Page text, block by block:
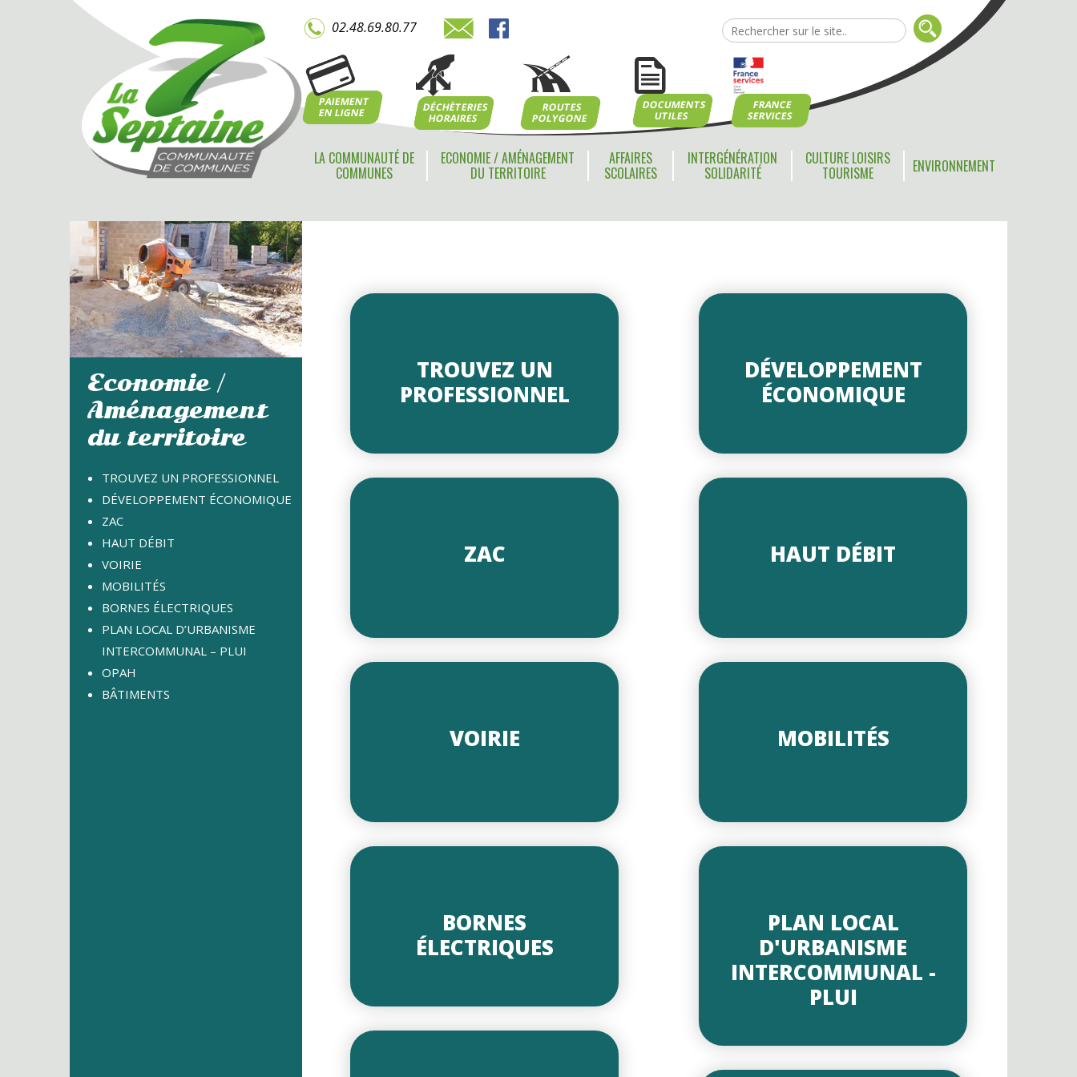
02.48.69.80.77
PAIEMENT
EN LIGNE
DÉCHÈTERIES
HORAIRES
ROUTES
POLYGONE
DOCUMENTS
UTILES
FRANCE
SERVICES
LA COMMUNAUTÉ DE
COMMUNES
ECONOMIE / AMÉNAGEMENT
DU TERRITOIRE
AFFAIRES
SCOLAIRES
INTERGÉNÉRATION
SOLIDARITÉ
CULTURE LOISIRS
TOURISME ENVIRONNEMENT
Economie /
Aménagement
du territoire
TROUVEZ UN PROFESSIONNEL
DÉVELOPPEMENT ÉCONOMIQUE
ZAC
HAUT DÉBIT
VOIRIE
MOBILITÉS
BORNES ÉLECTRIQUES
PLAN LOCAL D’URBANISME
INTERCOMMUNAL – PLUI
OPAH
BÂTIMENTS
TROUVEZ UN
PROFESSIONNEL
ZAC
VOIRIE
BORNES
ÉLECTRIQUES
DÉVELOPPEMENT
ÉCONOMIQUE
HAUT DÉBIT
MOBILITÉS
PLAN LOCAL
D'URBANISME
INTERCOMMUNAL -
PLUI